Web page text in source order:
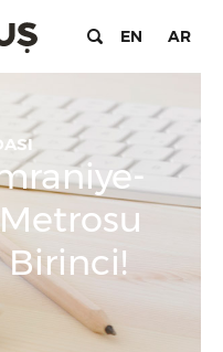
EN AR
Birinci!